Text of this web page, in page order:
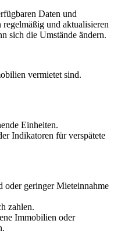
Daten und
und aktualisieren
sich die Umstände ändern.
vermietet sind.
Einheiten.
Indikatoren für verspätete
oder geringer Mieteinnahme
zahlen.
Immobilien oder